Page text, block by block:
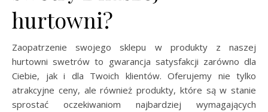
hurtowni?
Zaopatrzenie swojego sklepu w produkty z naszej
hurtowni swetrów to gwarancja satysfakcji zarówno dla
Ciebie, jak i dla Twoich klientów. Oferujemy nie tylko
atrakcyjne ceny, ale również produkty, które są w stanie
sprostać oczekiwaniom najbardziej wymagających